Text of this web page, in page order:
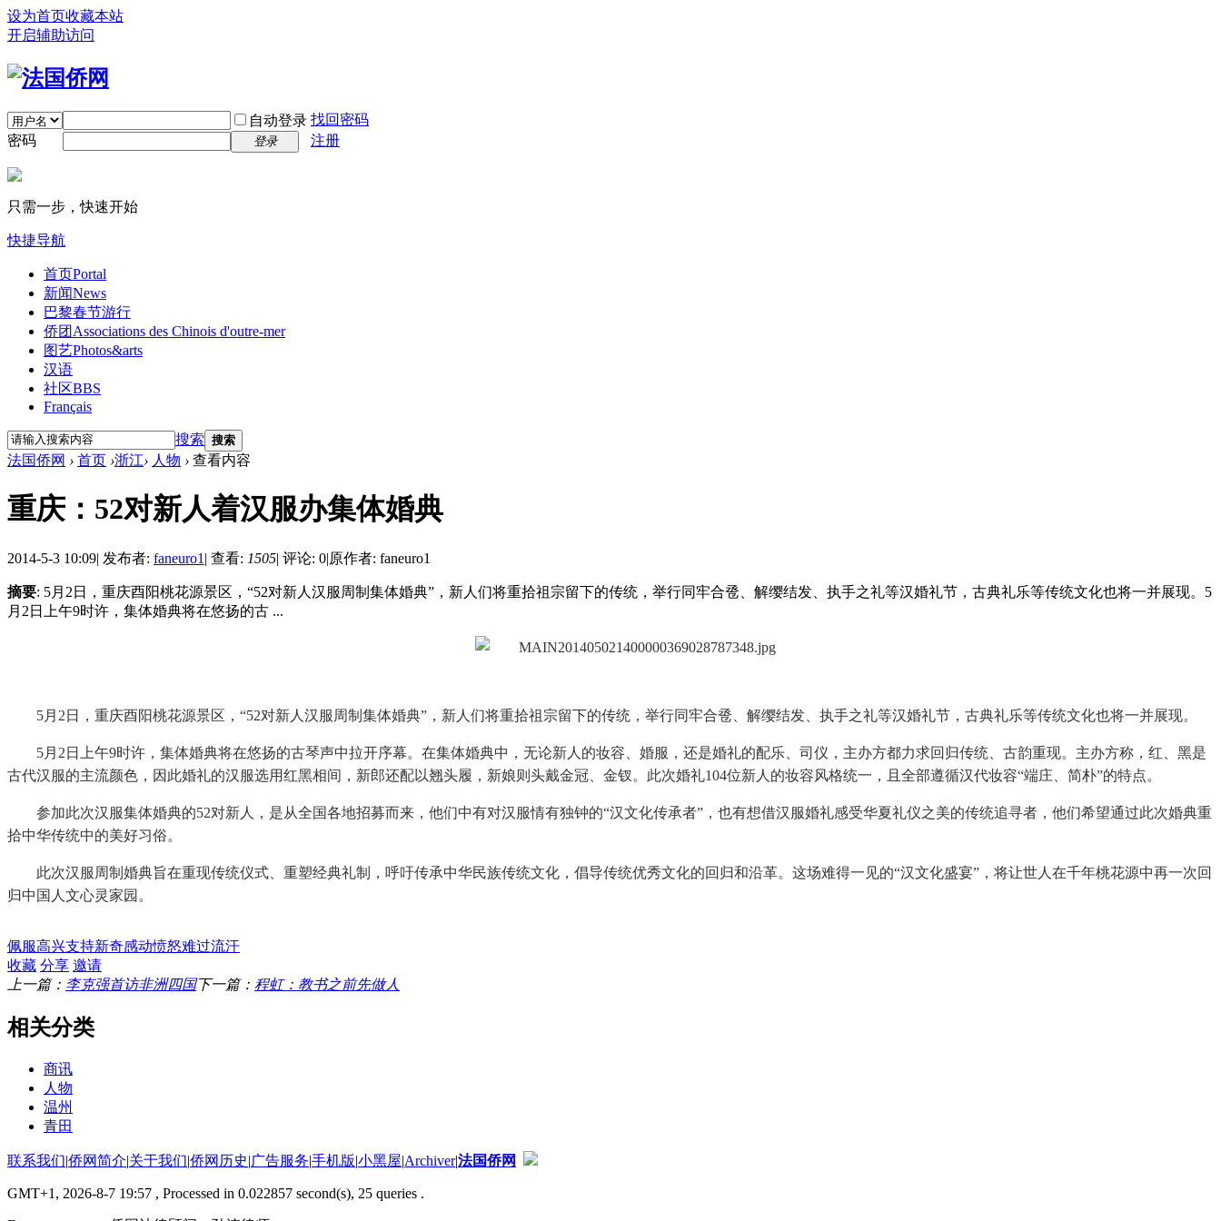
设为首页收藏本站
开启辅助访问
自动登录 找回密码
密码
登录 注册
只需一步，快速开始
快捷导航
首页Portal
新闻News
巴黎春节游行
侨团 Associations des Chinois d'outre-mer
图艺Photos&arts
汉语
社区BBS
Français
搜索 搜索
法国侨网 › 首页 ›浙江› 人物 › 查看内容
重庆：52对新人着汉服办集体婚典
2014-5-3 10:09| 发布者: faneuro1 | 查看: 1505| 评论: 0|原作者: faneuro1
摘要: 5月2日，重庆酉阳桃花源景区，“52对新人汉服周制集体婚典”，新人们将重拾祖宗留下的传统，举行同牢合卺、解缨结发、执手之礼等汉婚礼节，古典礼乐等传统文化也将一并展现。5
月2日上午9时许，集体婚典将在悠扬的古 ...
5月2日，重庆酉阳桃花源景区，“52对新人汉服周制集体婚典”，新人们将重拾祖宗留下的传统，举行同牢合卺、解缨结发、执手之礼等汉婚礼节，古典礼乐等传统文化也将一并展现。
5月2日上午9时许，集体婚典将在悠扬的古琴声中拉开序幕。在集体婚典中，无论新人的妆容、婚服，还是婚礼的配乐、司仪，主办方都力求回归传统、古韵重现。主办方称，红、黑是
古代汉服的主流颜色，因此婚礼的汉服选用红黑相间，新郎还配以翘头履，新娘则头戴金冠、金钗。此次婚礼104位新人的妆容风格统一，且全部遵循汉代妆容“端庄、简朴”的特点。
参加此次汉服集体婚典的52对新人，是从全国各地招募而来，他们中有对汉服情有独钟的“汉文化传承者”，也有想借汉服婚礼感受华夏礼仪之美的传统追寻者，他们希望通过此次婚典重
拾中华传统中的美好习俗。
此次汉服周制婚典旨在重现传统仪式、重塑经典礼制，呼吁传承中华民族传统文化，倡导传统优秀文化的回归和沿革。这场难得一见的“汉文化盛宴”，将让世人在千年桃花源中再一次回
归中国人文心灵家园。
佩服高兴支持新奇感动愤怒难过流汗
收藏 分享 邀请
上一篇： 李克强首访非洲四国下一篇： 程虹：教书之前先做人
相关分类
商讯
人物
温州
青田
联系我们|侨网简介|关于我们|侨网历史|广告服务|手机版|小黑屋|Archiver|法国侨网
GMT+1, 2026-8-7 19:57 , Processed in 0.022857 second(s), 25 queries .